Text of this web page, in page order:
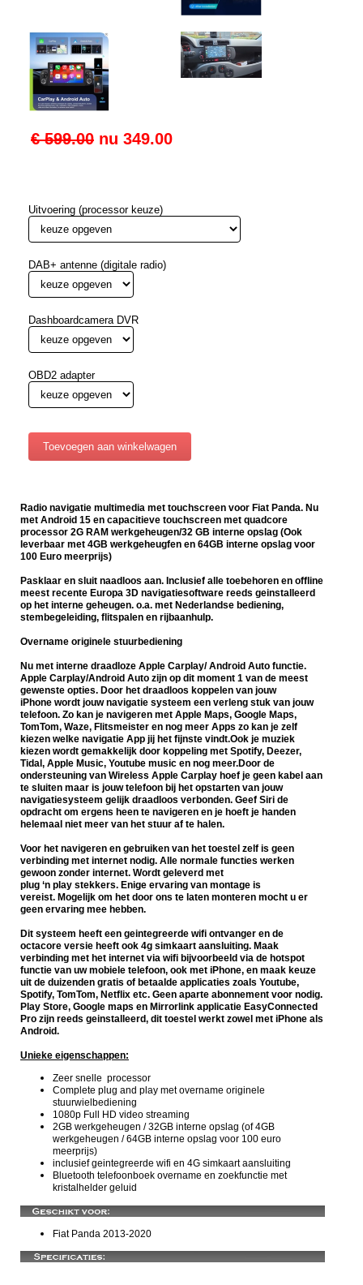
€ 599.00 nu 349.00
Uitvoering (processor keuze)
DAB+ antenne (digitale radio)
Dashboardcamera DVR
OBD2 adapter
Radio navigatie multimedia met touchscreen voor Fiat Panda. Nu
met Android 15 en capacitieve touchscreen met quadcore
processor 2G RAM werkgeheugen/32 GB interne opslag (Ook
leverbaar met 4GB werkgeheugfen en 64GB interne opslag voor
100 Euro meerprijs)
Pasklaar en sluit naadloos aan. Inclusief alle toebehoren en offline
meest recente Europa 3D navigatiesoftware reeds geinstalleerd
op het interne geheugen. o.a. met Nederlandse bediening,
stembegeleiding, flitspalen en rijbaanhulp.
Overname originele stuurbediening
Nu met interne draadloze Apple Carplay/ Android Auto functie.
Apple Carplay/Android Auto zijn op dit moment 1 van de meest
gewenste opties. Door het draadloos koppelen van jouw
iPhone wordt jouw navigatie systeem een verleng stuk van jouw
telefoon. Zo kan je navigeren met Apple Maps, Google Maps,
TomTom, Waze, Flitsmeister en nog meer Apps zo kan je zelf
kiezen welke navigatie App jij het fijnste vindt.Ook je muziek
kiezen wordt gemakkelijk door koppeling met Spotify, Deezer,
Tidal, Apple Music, Youtube music en nog meer.Door de
ondersteuning van Wireless Apple Carplay hoef je geen kabel aan
te sluiten maar is jouw telefoon bij het opstarten van jouw
navigatiesysteem gelijk draadloos verbonden. Geef Siri de
opdracht om ergens heen te navigeren en je hoeft je handen
helemaal niet meer van het stuur af te halen.
Voor het navigeren en gebruiken van het toestel zelf is geen
verbinding met internet nodig. Alle normale functies werken
gewoon zonder internet. Wordt geleverd met
plug ‘n play stekkers. Enige ervaring van montage is
vereist. Mogelijk om het door ons te laten monteren mocht u er
geen ervaring mee hebben.
Dit systeem heeft een geintegreerde wifi ontvanger en de
octacore versie heeft ook 4g simkaart aansluiting. Maak
verbinding met het internet via wifi bijvoorbeeld via de hotspot
functie van uw mobiele telefoon, ook met iPhone, en maak keuze
uit de duizenden gratis of betaalde applicaties zoals Youtube,
Spotify, TomTom, Netflix etc. Geen aparte abonnement voor nodig.
Play Store, Google maps en Mirrorlink applicatie EasyConnected
Pro zijn reeds geinstalleerd, dit toestel werkt zowel met iPhone als
Android.
Unieke eigenschappen:
Zeer snelle processor
Complete plug and play met overname originele
stuurwielbediening
1080p Full HD video streaming
2GB werkgeheugen / 32GB interne opslag (of 4GB
werkgeheugen / 64GB interne opslag voor 100 euro
meerprijs)
inclusief geintegreerde wifi en 4G simkaart aansluiting
Bluetooth telefoonboek overname en zoekfunctie met
kristalhelder geluid
Fiat Panda 2013-2020